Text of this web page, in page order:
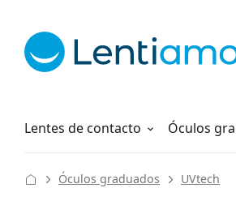
Lentes de contacto
Líquidos Óculos
Como fazer um pedido
Óculos graduados UVtech